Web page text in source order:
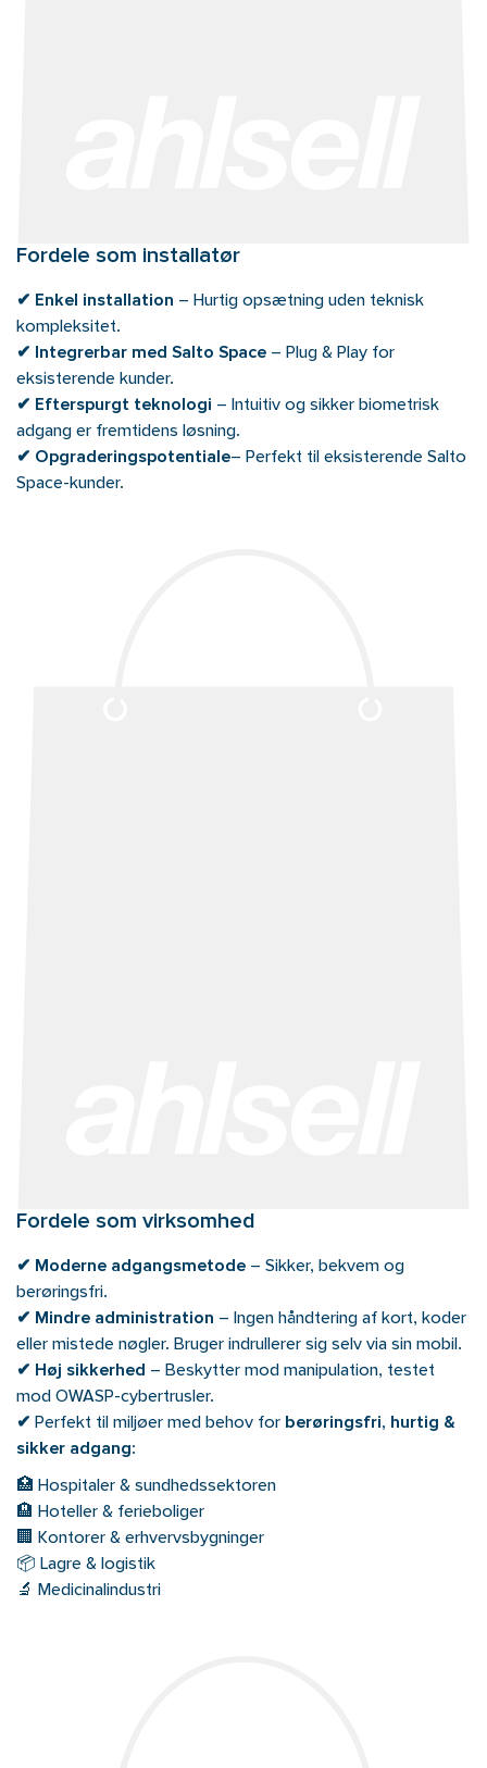
Fordele som installatør
✔ Enkel installation – Hurtig opsætning uden teknisk
kompleksitet.
✔
Integrerbar med Salto Space – Plug & Play for
eksisterende kunder.
✔ Efterspurgt teknologi – Intuitiv og sikker biometrisk
adgang er fremtidens løsning.
✔ Opgraderingspotentiale– Perfekt til eksisterende Salto
Space-kunder.
Fordele som virksomhed
✔ Moderne adgangsmetode – Sikker, bekvem og
berøringsfri.
✔ Mindre administration – Ingen håndtering af kort, koder
eller mistede nøgler. Bruger indrullerer sig selv via sin mobil.
✔ Høj sikkerhed – Beskytter mod manipulation, testet
mod OWASP-cybertrusler.
✔ Perfekt til miljøer med behov for berøringsfri, hurtig &
sikker adgang:
🏥 Hospitaler & sundhedssektoren
🏨 Hoteller & ferieboliger
🏢 Kontorer & erhvervsbygninger
📦 Lagre & logistik
🔬 Medicinalindustri